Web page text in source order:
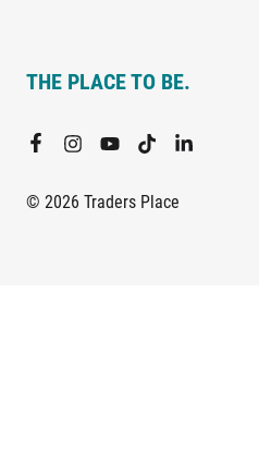
THE PLACE TO BE.
© 2026 Traders Place